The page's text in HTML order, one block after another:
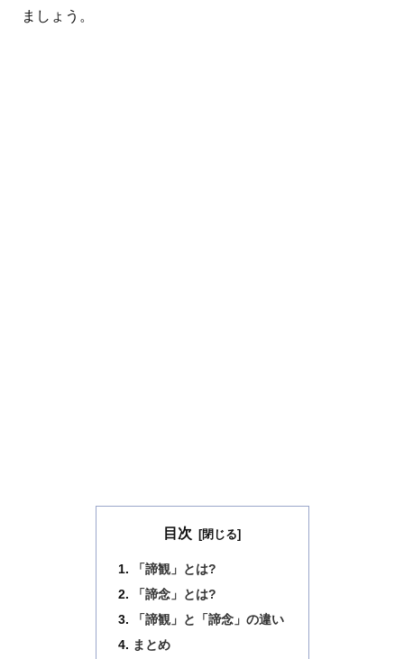
ましょう。
目次
「諦観」とは?
「諦念」とは?
「諦観」と「諦念」の違い
まとめ